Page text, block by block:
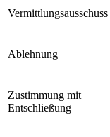
Vermittlungsausschuss
Ablehnung
Zustimmung mit
Entschließung